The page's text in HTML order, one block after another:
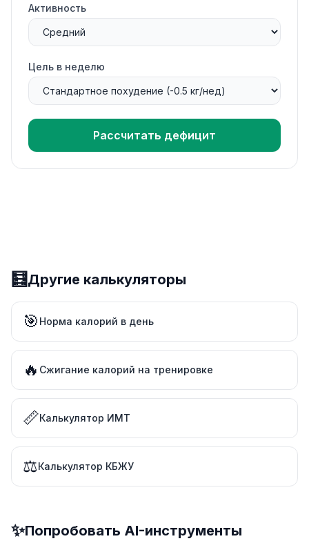
Активность
Цель в неделю
Рассчитать дефицит
🧮Другие калькуляторы
🎯 Норма калорий в день
🔥 Сжигание калорий на тренировке
📏Калькулятор ИМТ
⚖️Калькулятор КБЖУ
✨Попробовать AI-инструменты